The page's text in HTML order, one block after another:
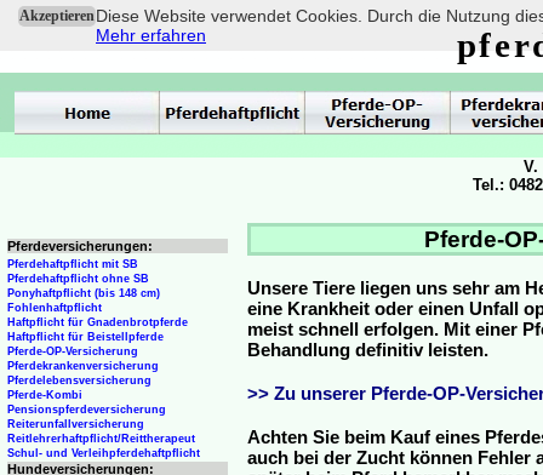
AkzeptierenDiese Website verwendet Cookies. Durch die Nutzung
Mehr erfahren
Pferde-
Unsere Tiere liegen uns sehr am
eine Krankheit oder einen Unfall
meist schnell erfolgen. Mit einer
Behandlung definitiv leisten.
>> Zu unserer Pferde-OP-
Achten Sie beim Kauf eines
auch bei der Zucht können Fehler
Pferdeversicherungen:
Pferdehaftpflicht mit SB
Pferdehaftpflicht ohne SB
Ponyhaftpflicht (bis 148 cm)
Fohlenhaftpflicht
Haftpflicht für Gnadenbrotpferde
Haftpflicht für Beistellpferde
Pferde-OP-Versicherung
Pferdekrankenversicherung
Pferdelebensversicherung
Pferde-Kombi
Pensionspferdeversicherung
Reiterunfallversicherung
Reitlehrerhaftpflicht/Reittherapeut
Schul- und Verleihpferdehaftpflicht
Hundeversicherungen:
V.
Tel.: